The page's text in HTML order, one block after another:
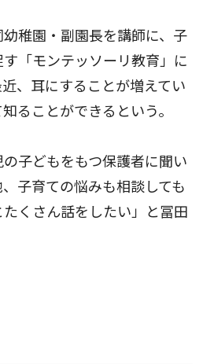
稚園・副園長を講師に、子
「モンテッソーリ教育」に
、耳にすることが増えてい
ることができるという。
子どもをもつ保護者に聞い
子育ての悩みも相談しても
くさん話をしたい」と冨田